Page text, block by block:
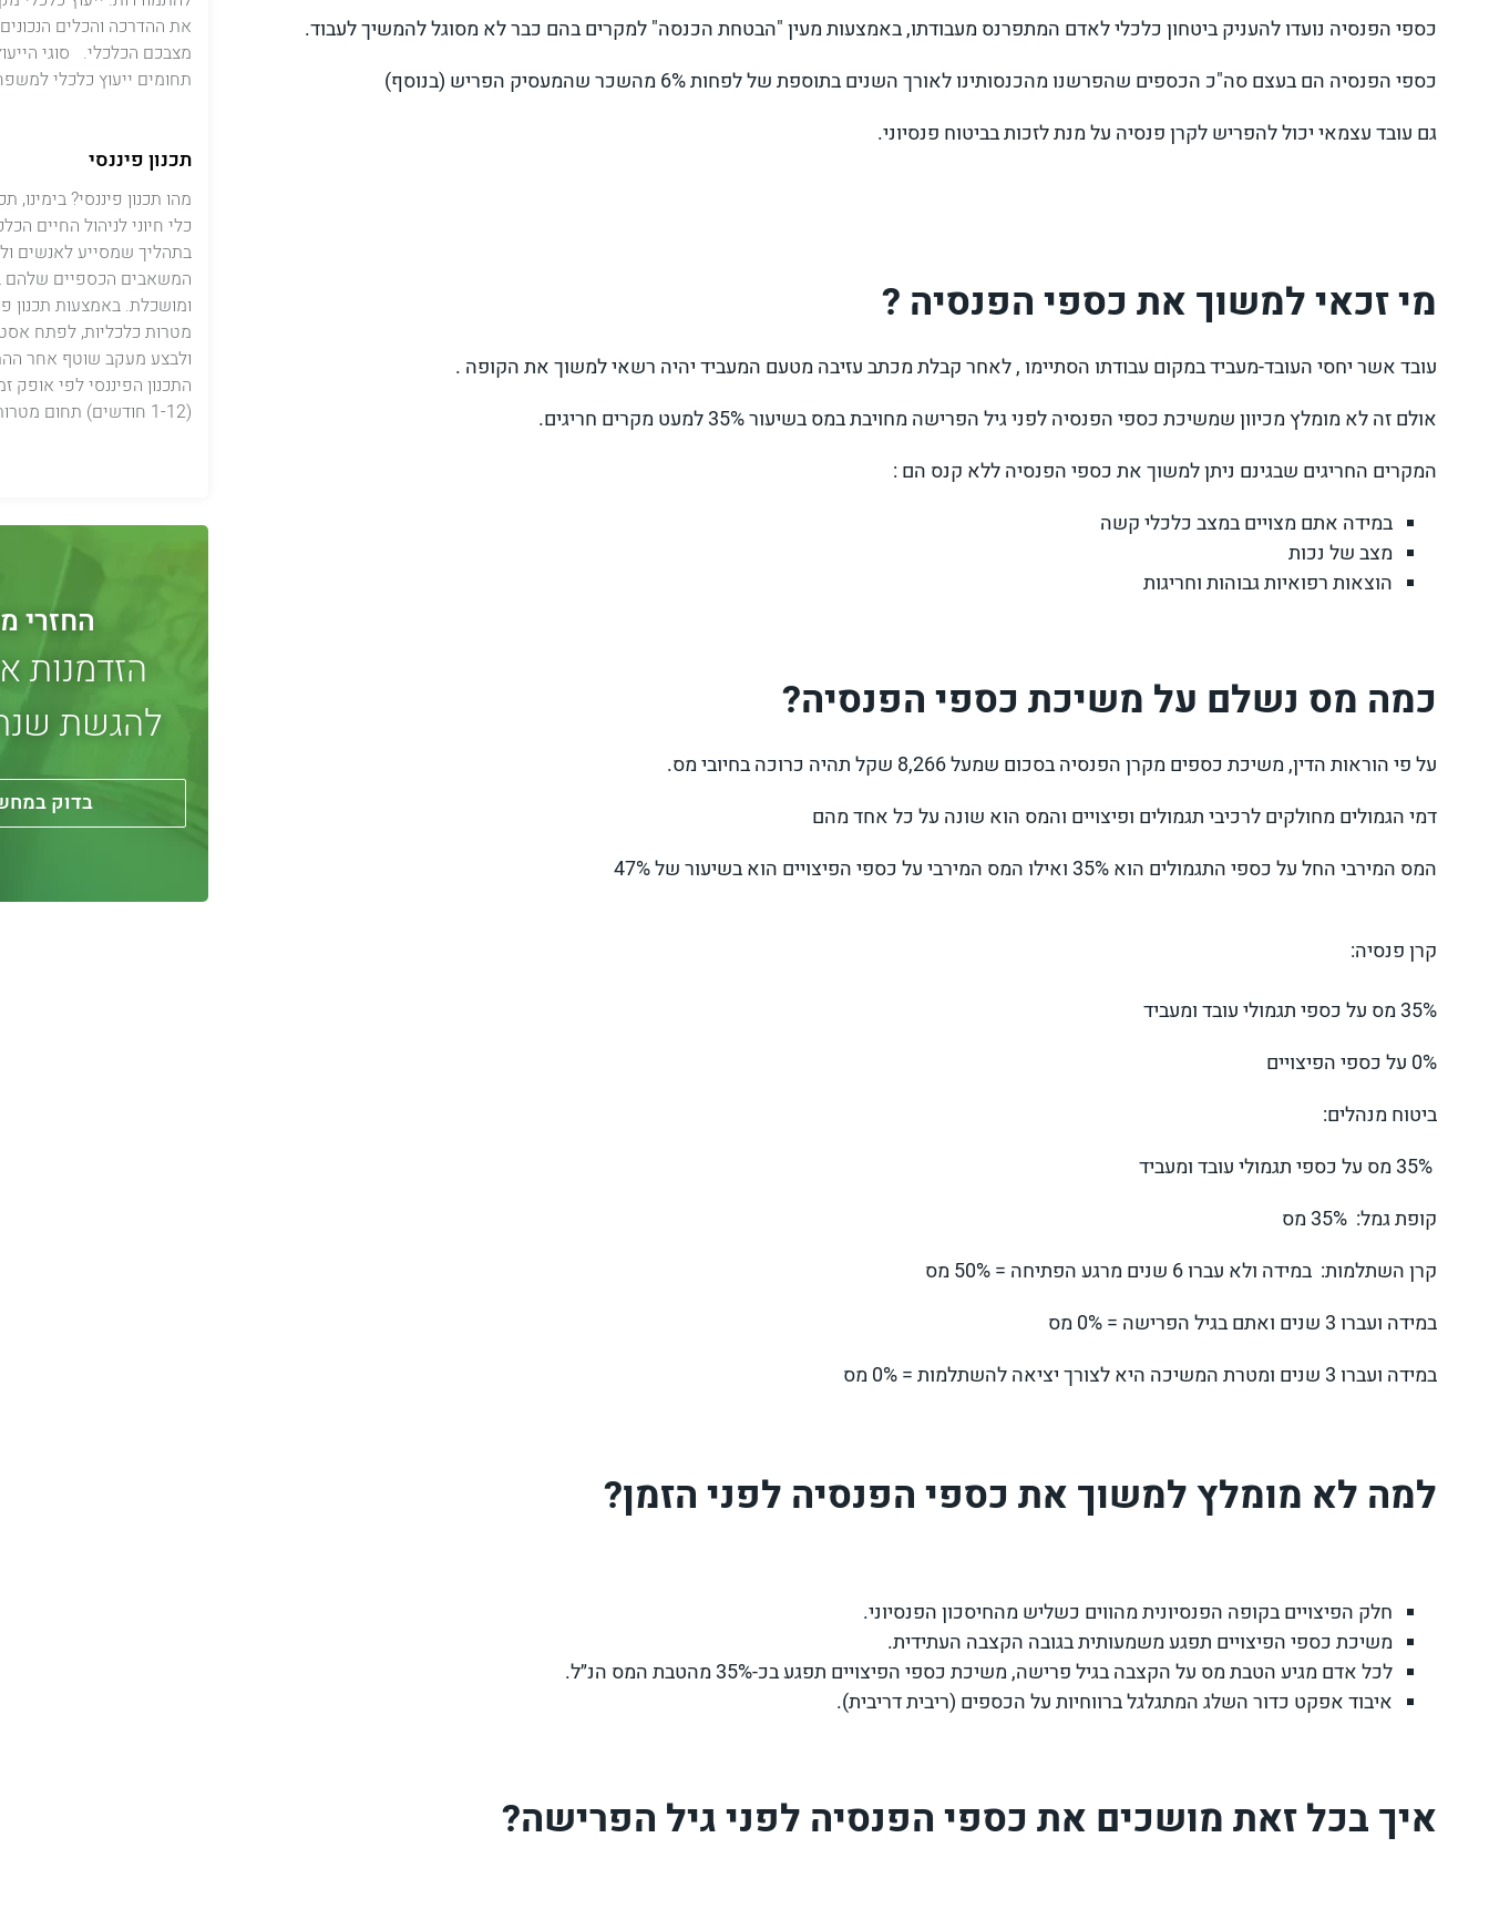
כספי הפנסיה נועדו להעניק ביטחון כלכלי לאדם המתפרנס מעבודתו, באמצעות מעין "הבטחת הכנסה" למקרים בהם כבר לא מסוגל להמשיך לעבוד.
כספי הפנסיה הם בעצם סה"כ הכספים שהפרשנו מהכנסותינו לאורך השנים בתוספת של לפחות 6% מהשכר שהמעסיק הפריש (בנוסף)
גם עובד עצמאי יכול להפריש לקרן פנסיה על מנת לזכות בביטוח פנסיוני.
מי זכאי למשוך את כספי הפנסיה ?
עובד אשר יחסי העובד-מעביד במקום עבודתו הסתיימו , לאחר קבלת מכתב עזיבה מטעם המעביד יהיה רשאי למשוך את הקופה .
אולם זה לא מומלץ מכיוון שמשיכת כספי הפנסיה לפני גיל הפרישה מחויבת במס בשיעור 35% למעט מקרים חריגים.
המקרים החריגים שבגינם ניתן למשוך את כספי הפנסיה ללא קנס הם :
במידה אתם מצויים במצב כלכלי קשה
מצב של נכות
הוצאות רפואיות גבוהות וחריגות
כמה מס נשלם על משיכת כספי הפנסיה?
על פי הוראות הדין, משיכת כספים מקרן הפנסיה בסכום שמעל 8,266 שקל
תהיה כרוכה בחיובי מס.
דמי הגמולים מחולקים לרכיבי תגמולים ופיצויים והמס הוא שונה על כל אחד מהם
המס המירבי החל על כספי התגמולים הוא 35% ואילו המס המירבי על כספי הפיצויים הוא בשיעור של 47%
קרן פנסיה:
35% מס על כספי תגמולי עובד ומעביד
0% על כספי הפיצויים
ביטוח מנהלים:
קופת גמל: 35% מס
קרן השתלמות: במידה ולא עברו 6 שנים מרגע הפתיחה = 50% מס
במידה ועברו 3 שנים ואתם בגיל הפרישה = 0% מס
במידה ועברו 3 שנים ומטרת המשיכה היא לצורך יציאה להשתלמות = 0% מס
למה לא מומלץ למשוך את כספי הפנסיה לפני הזמן?
חלק הפיצויים בקופה הפנסיונית מהווים כשליש מהחיסכון הפנסיוני.
משיכת כספי הפיצויים תפגע משמעותית בגובה הקצבה העתידית.
לכל אדם מגיע הטבת מס על הקצבה בגיל פרישה, משיכת כספי הפיצויים תפגע בכ-35% מהטבת המס הנ״ל.
איבוד אפקט כדור השלג המתגלגל ברווחיות על הכספים (ריבית דריבית).
איך בכל זאת מושכים את כספי הפנסיה לפני גיל הפרישה?
את ההדרכה והכלים
מצבכם הכלכלי. סוגי
תחומים ייעוץ כלכלי
תכנון פיננסי
מהו תכנון פיננסי? בימינו,
כלי חיוני לניהול החיים
בתהליך שמסייע לאנשים
המשאבים הכספיים שלהם
ומושכלת. באמצעות תכנון
מטרות כלכליות, לפתח
ולבצע מעקב שוטף אחר
התכנון הפיננסי לפי אופק
(1-12 חודשים) תחום מטרות […]
החזרי
הזדמנות
להגשת שנת
בדוק